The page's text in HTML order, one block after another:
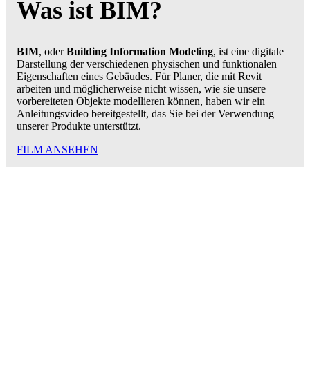
Was ist BIM?
BIM, oderBuilding Information Modeling, ist eine digitale
Darstellung der verschiedenen physischen und funktionalen
Eigenschaften eines Gebäudes. Für Planer, die mit Revit
arbeiten und möglicherweise nicht wissen, wie sie unsere
vorbereiteten Objekte modellieren können, haben wir ein
Anleitungsvideo bereitgestellt, das Sie bei der Verwendung
unserer Produkte unterstützt.
FILM ANSEHEN